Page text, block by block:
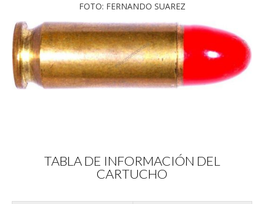
FOTO: FERNANDO SUAREZ
TABLA DE INFORMACIÓN DEL
CARTUCHO